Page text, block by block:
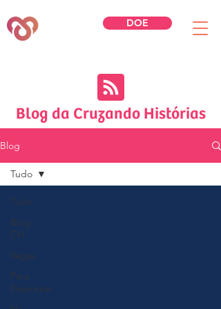
DOE
Blog da Cruzando Histórias
Blog
Tudo
Blog
CH
Vagas
Para
Empresas
Tudo